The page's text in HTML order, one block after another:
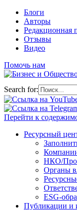
Блоги
Авторы
Редакционная
Отзывы
Видео
Помочь нам
Search for:
Перейти к
Ресурсный
НКО/
Органы
ESG-
Публикации и